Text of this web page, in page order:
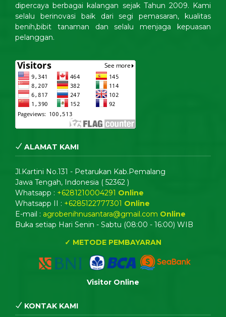
dipercaya berbagai kalangan sejak Tahun 2009. Kami
selalu berinovasi baik dari segi pemasaran, kualitas
benih,bibit tanaman dan selalu menjaga kepuasan
pelanggan.
ALAMAT KAMI
Jl.Kartini No.131 - Petarukan Kab.Pemalang
Jawa Tengah, Indonesia ( 52362 )
Whatsapp : +6281210004291 Online
Whatsapp II : +6285122777301 Online
E-mail : agrobenihnusantara@gmail.com Online
Buka setiap Hari Senin - Sabtu (08:00 - 16:00) WIB
✓ METODE PEMBAYARAN
Visitor Online
KONTAK KAMI